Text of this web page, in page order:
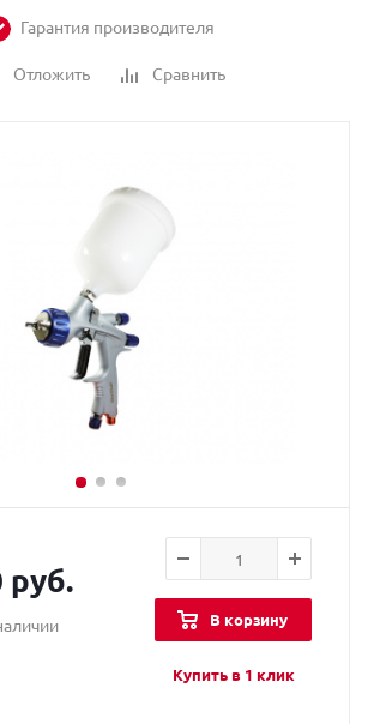
Гарантия производителя
Отложить Сравнить
руб.
В корзину
Купить в 1 клик